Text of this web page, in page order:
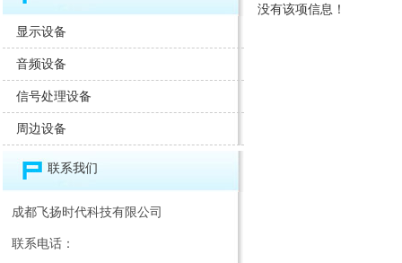
显示设备
音频设备
信号处理设备
周边设备
联系我们
成都飞扬时代科技有限公司
联系电话：
没有该项信息！